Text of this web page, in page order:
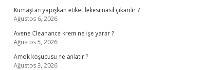
Kumaştan yapışkan etiket lekesi nasıl çıkarılır ?
Ağustos 6, 2026
Avene Cleanance krem ne işe yarar ?
Ağustos 5, 2026
Amok koşucusu ne anlatır ?
Ağustos 3, 2026